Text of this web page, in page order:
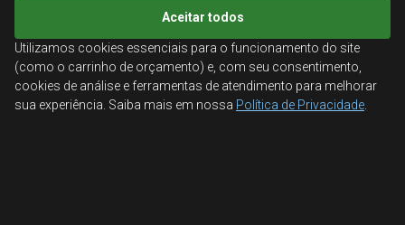
ATENDIMENTO
Orçamentos corporativos, condições para empresas
e suporte especializado.
Aceitar todos
Utilizamos cookies essenciais para o funcionamento do site
(como o carrinho de orçamento) e, com seu consentimento,
cookies de análise e ferramentas de atendimento para melhorar
sua experiência. Saiba mais em nossa Política de Privacidade